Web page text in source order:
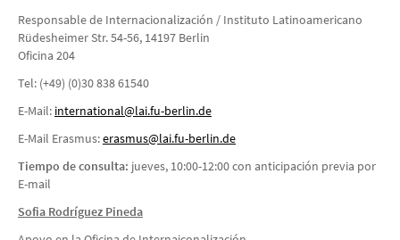
Responsable de Internacionalización / Instituto Latinoamericano
Rüdesheimer Str. 54-56, 14197 Berlin
Oficina 204
Tel: (+49) (0)30 838 61540
E-Mail: international@lai.fu-berlin.de
E-Mail Erasmus:erasmus@lai.fu-berlin.de
Tiempo de consulta: jueves, 10:00-12:00 con anticipación previa por
E-mail
Sofia Rodríguez Pineda